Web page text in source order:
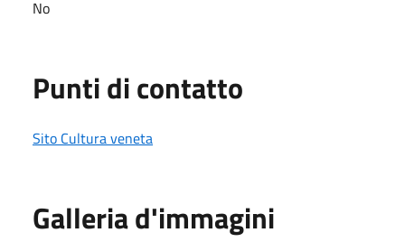
No
Punti di contatto
Sito Cultura veneta
Galleria d'immagini